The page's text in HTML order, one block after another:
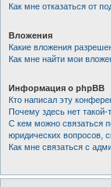
Как мне отказаться от
Вложения
Какие вложения
Как мне найти мои
Информация о phpBB
Кто написал эту
Почему здесь нет такой-
С кем можно связаться
юридических вопросов,
Как мне связаться с